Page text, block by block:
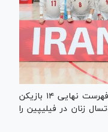
سرمربی تیم ملی فوتسال بانوان ایران، فهرست نهایی ۱۴ بازیکن
زنان در فیلیپین را